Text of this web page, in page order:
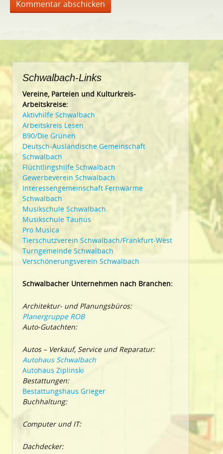
Schwalbach-Links
Vereine, Parteien und Kulturkreis-
Arbeitskreise:
Aktivhilfe Schwalbach
Arbeitskreis Lesen
B90/Die Grünen
Deutsch-Ausländische Gemeinschaft
Schwalbach
Flüchtlingshilfe Schwalbach
Gewerbeverein Schwalbach
Interessengemeinschaft Fernwärme
Schwalbach
Musikschule Schwalbach
Musikschule Taunus
Pro Musica
Tierschutzverein Schwalbach/Frankfurt-West
Turngemeinde Schwalbach
Verschönerungsverein Schwalbach
Schwalbacher Unternehmen nach Branchen:
Architektur- und Planungsbüros:
Planergruppe ROB
Auto-Gutachten:
Autos – Verkauf, Service und Reparatur:
Autohaus Schwalbach
Autohaus Ziplinski
Bestattungen:
Bestattungshaus Grieger
Buchhaltung:
Computer und IT:
Dachdecker: